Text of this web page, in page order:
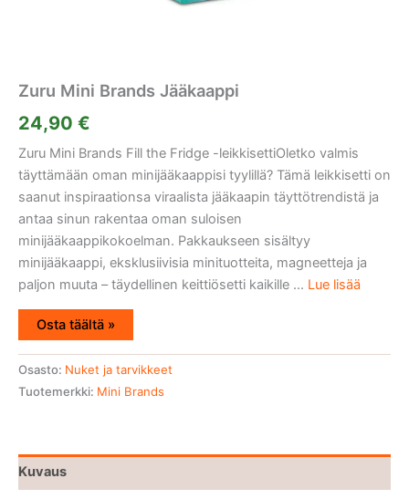
Zuru Mini Brands Jääkaappi
24,90 €
Zuru Mini Brands Fill the Fridge -leikkisettiOletko valmis
täyttämään oman minijääkaappisi tyylillä? Tämä leikkisetti on
saanut inspiraationsa viraalista jääkaapin täyttötrendistä ja
antaa sinun rakentaa oman suloisen
minijääkaappikokoelman. Pakkaukseen sisältyy
minijääkaappi, eksklusiivisia minituotteita, magneetteja ja
paljon muuta – täydellinen keittiösetti kaikille ... Lue lisää
Osta täältä »
Osasto: Nuket ja tarvikkeet
Tuotemerkki: Mini Brands
Kuvaus